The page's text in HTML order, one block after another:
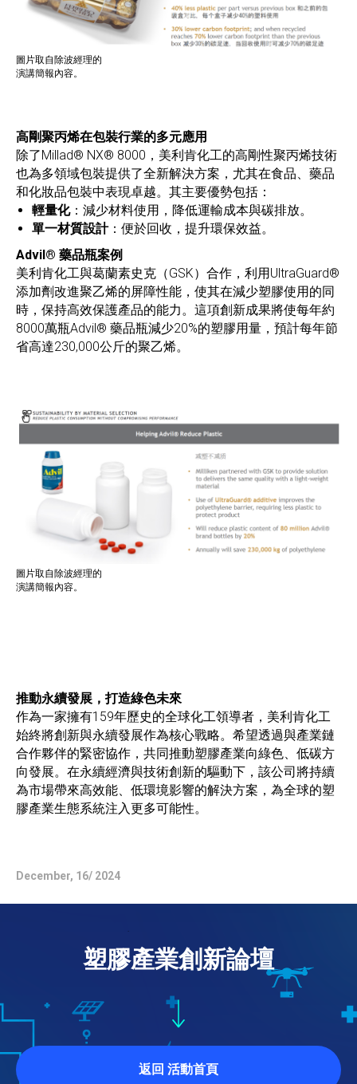
圖片取自除波經理的
演講簡報內容。
高剛聚丙烯在包裝行業的多元應用
除了Millad® NX® 8000，美利肯化工的高剛性聚丙烯技術
也為多領域包裝提供了全新解決方案，尤其在食品、藥品
和化妝品包裝中表現卓越。其主要優勢包括：
輕量化：減少材料使用，降低運輸成本與碳排放。
單一材質設計：便於回收，提升環保效益。
Advil® 藥品瓶案例
美利肯化工與葛蘭素史克（GSK）合作，利用UltraGuard®
添加劑改進聚乙烯的屏障性能，使其在減少塑膠使用的同
時，保持高效保護產品的能力。這項創新成果將使每年約
8000萬瓶Advil® 藥品瓶減少20%的塑膠用量，預計每年節
省高達230,000公斤的聚乙烯。
圖片取自除波經理的
演講簡報內容。
推動永續發展，打造綠色未來
作為一家擁有159年歷史的全球化工領導者，美利肯化工
始終將創新與永續發展作為核心戰略。希望透過與產業鏈
合作夥伴的緊密協作，共同推動塑膠產業向綠色、低碳方
向發展。在永續經濟與技術創新的驅動下，該公司將持續
為市場帶來高效能、低環境影響的解決方案，為全球的塑
膠產業生態系統注入更多可能性。
December, 16/ 2024
塑膠產業創新論壇
返回 活動首頁